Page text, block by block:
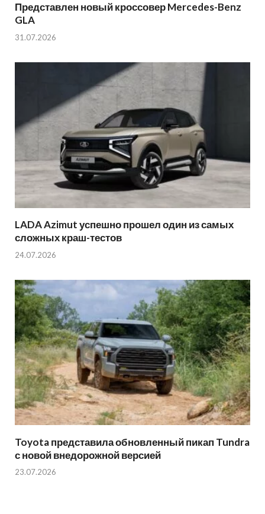
Представлен новый кроссовер Mercedes-Benz
GLA
31.07.2026
LADA Azimut успешно прошел один из самых
сложных краш-тестов
24.07.2026
Toyota представила обновленный пикап Tundra
с новой внедорожной версией
23.07.2026